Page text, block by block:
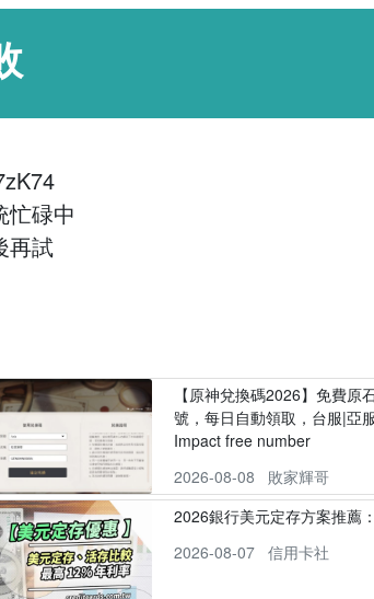
忙碌中
再試
【原神兌換碼2026】免費原
號，每日自動領取，台服|亞
Impact free number
2026-08-08
敗家輝哥
2026銀行美元定存方案推薦
2026-08-07
信用卡社